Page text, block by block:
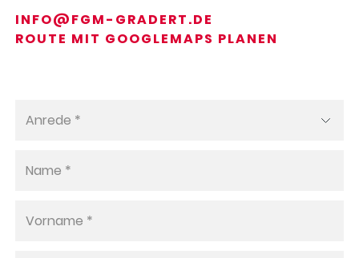
INFO@FGM-GRADERT.DE
ROUTE MIT GOOGLEMAPS PLANEN